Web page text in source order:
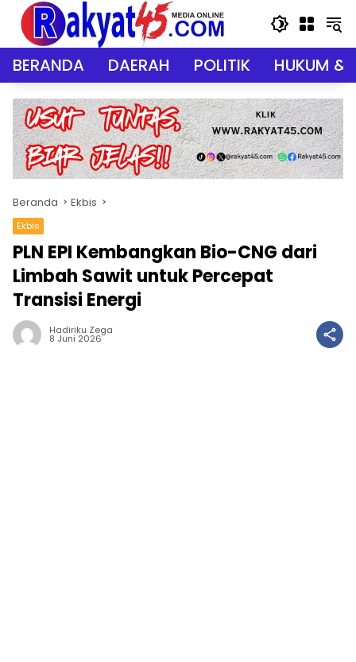
Langsung
konten
BERANDA DAERAH POLITIK HUKUM &
Beranda Ekbis
Ekbis
PLN EPI Kembangkan Bio-CNG dari
Limbah Sawit untuk Percepat
Transisi Energi
Hadiriku Zega
8 Juni 2026